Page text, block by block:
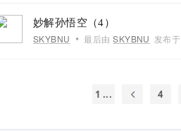
妙解孙悟空（4）
SKYBNU • 最后由 SKYBNU 发布于
1 ... 4